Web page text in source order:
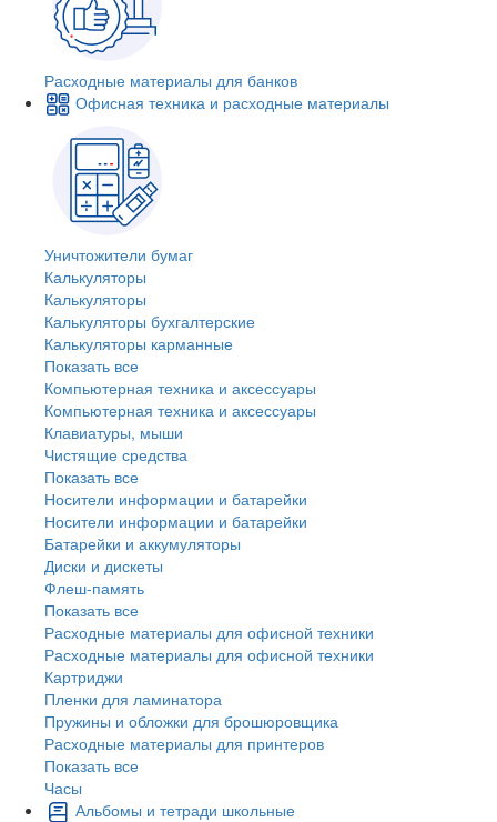
Расходные материалы для банков
Офисная техника и расходные материалы
Уничтожители бумаг
Калькуляторы
Калькуляторы
Калькуляторы бухгалтерские
Калькуляторы карманные
Показать все
Компьютерная техника и аксессуары
Компьютерная техника и аксессуары
Клавиатуры, мыши
Чистящие средства
Показать все
Носители информации и батарейки
Носители информации и батарейки
Батарейки и аккумуляторы
Диски и дискеты
Флеш-память
Показать все
Расходные материалы для офисной техники
Расходные материалы для офисной техники
Картриджи
Пленки для ламинатора
Пружины и обложки для брошюровщика
Расходные материалы для принтеров
Показать все
Часы
Альбомы и тетради школьные